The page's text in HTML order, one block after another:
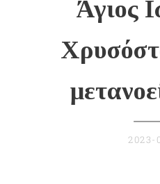
Άγιος
2023-